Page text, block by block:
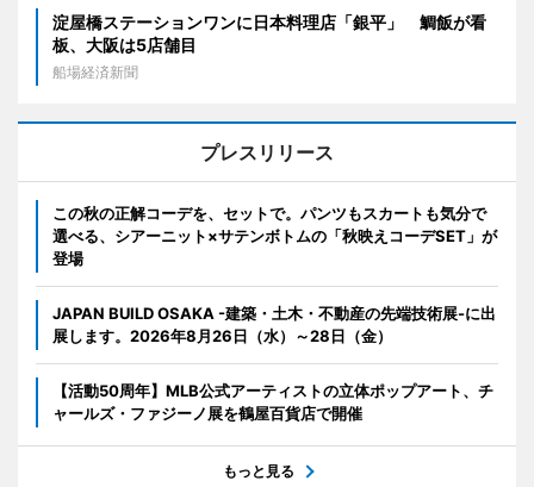
淀屋橋ステーションワンに日本料理店「銀平」 鯛飯が看
板、大阪は5店舗目
船場経済新聞
プレスリリース
この秋の正解コーデを、セットで。パンツもスカートも気分で
選べる、シアーニット×サテンボトムの「秋映えコーデSET」が
登場
JAPAN BUILD OSAKA -建築・土木・不動産の先端技術展-に出
展します。2026年8月26日（水）～28日（金）
【活動50周年】MLB公式アーティストの立体ポップアート、チ
ャールズ・ファジーノ展を鶴屋百貨店で開催
もっと見る